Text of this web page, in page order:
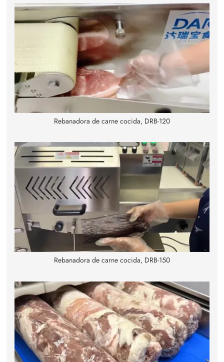
Rebanadora de carne cocida, DRB-120
Rebanadora de carne cocida, DRB-150